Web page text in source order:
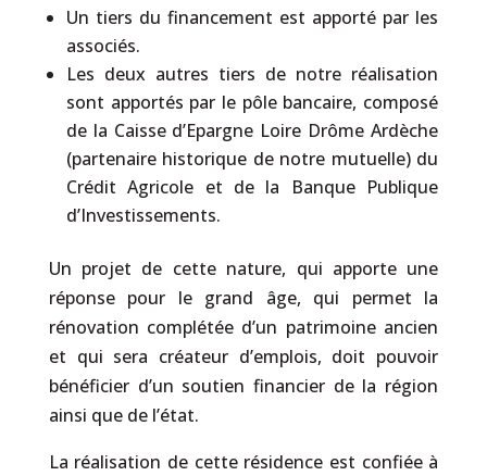
Un tiers du financement est apporté par les
associés.
Les deux autres tiers de notre réalisation
sont apportés par le pôle bancaire, composé
de la Caisse d’Epargne Loire Drôme Ardèche
(partenaire historique de notre mutuelle) du
Crédit Agricole et de la Banque Publique
d’Investissements.
Un projet de cette nature, qui apporte une
réponse pour le grand âge, qui permet la
rénovation complétée d’un patrimoine ancien
et qui sera créateur d’emplois, doit pouvoir
bénéficier d’un soutien financier de la région
ainsi que de l’état.
La réalisation de cette résidence est confiée à